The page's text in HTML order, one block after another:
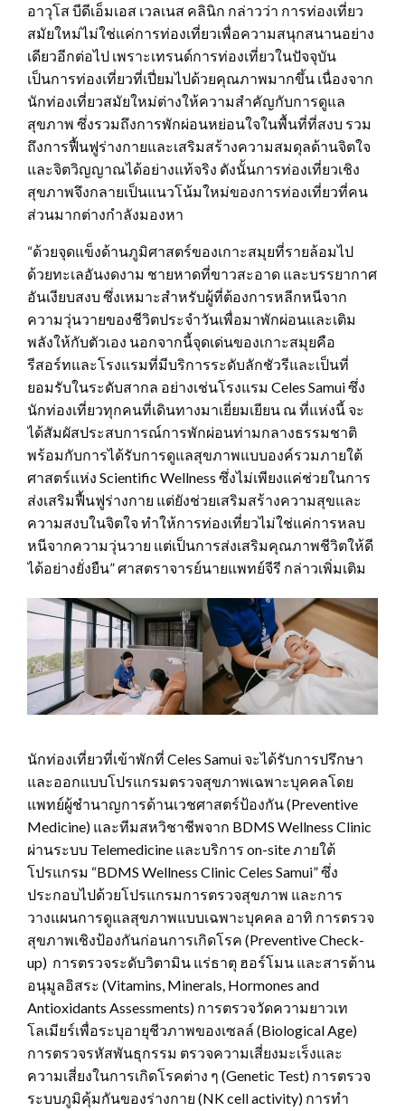
อาวุโส บีดีเอ็มเอส เวลเนส คลินิก กล่าวว่า การท่องเที่ยว
สมัยใหม่ไม่ใช่แค่การท่องเที่ยวเพื่อความสนุกสนานอย่าง
เดียวอีกต่อไป เพราะเทรนด์การท่องเที่ยวในปัจจุบัน
เป็นการท่องเที่ยวที่เปี่ยมไปด้วยคุณภาพมากขึ้น เนื่องจาก
นักท่องเที่ยวสมัยใหม่ต่างให้ความสำคัญกับการดูแล
สุขภาพ ซึ่งรวมถึงการพักผ่อนหย่อนใจในพื้นที่ที่สงบ รวม
ถึงการฟื้นฟูร่างกายและเสริมสร้างความสมดุลด้านจิตใจ
และจิตวิญญาณได้อย่างแท้จริง ดังนั้นการท่องเที่ยวเชิง
สุขภาพจึงกลายเป็นแนวโน้มใหม่ของการท่องเที่ยวที่คน
ส่วนมากต่างกำลังมองหา
“ด้วยจุดแข็งด้านภูมิศาสตร์ของเกาะสมุยที่รายล้อมไป
ด้วยทะเลอันงดงาม ชายหาดที่ขาวสะอาด และบรรยากาศ
อันเงียบสงบ ซึ่งเหมาะสำหรับผู้ที่ต้องการหลีกหนีจาก
ความวุ่นวายของชีวิตประจำวันเพื่อมาพักผ่อนและเติม
พลังให้กับตัวเอง นอกจากนี้จุดเด่นของเกาะสมุยคือ
รีสอร์ทและโรงแรมที่มีบริการระดับลักชัวรีและเป็นที่
ยอมรับในระดับสากล อย่างเช่นโรงแรม Celes Samui ซึ่ง
นักท่องเที่ยวทุกคนที่เดินทางมาเยี่ยมเยียน ณ ที่แห่งนี้ จะ
ได้สัมผัสประสบการณ์การพักผ่อนท่ามกลางธรรมชาติ
พร้อมกับการได้รับการดูแลสุขภาพแบบองค์รวมภายใต้
ศาสตร์แห่ง Scientific Wellness ซึ่งไม่เพียงแค่ช่วยในการ
ส่งเสริมฟื้นฟูร่างกาย แต่ยังช่วยเสริมสร้างความสุขและ
ความสงบในจิตใจ ทำให้การท่องเที่ยวไม่ใช่แค่การหลบ
หนีจากความวุ่นวาย แต่เป็นการส่งเสริมคุณภาพชีวิตให้ดี
ได้อย่างยั่งยืน” ศาสตราจารย์นายแพทย์จีรี กล่าวเพิ่มเติม
นักท่องเที่ยวที่เข้าพักที่ Celes Samui จะได้รับการปรึกษา
และออกแบบโปรแกรมตรวจสุขภาพเฉพาะบุคคลโดย
แพทย์ผู้ชำนาญการด้านเวชศาสตร์ป้องกัน (Preventive
Medicine) และทีมสหวิชาชีพจาก BDMS Wellness Clinic
ผ่านระบบ Telemedicine และบริการ on-site ภายใต้
โปรแกรม “BDMS Wellness Clinic Celes Samui” ซึ่ง
ประกอบไปด้วยโปรแกรมการตรวจสุขภาพ และการ
วางแผนการดูแลสุขภาพแบบเฉพาะบุคคล อาทิ การตรวจ
สุขภาพเชิงป้องกันก่อนการเกิดโรค (Preventive Check-
up) การตรวจระดับวิตามิน แร่ธาตุ ฮอร์โมน และสารต้าน
อนุมูลอิสระ (Vitamins, Minerals, Hormones and
Antioxidants Assessments) การตรวจวัดความยาวเท
โลเมียร์เพื่อระบุอายุชีวภาพของเซลล์ (Biological Age)
การตรวจรหัสพันธุกรรม ตรวจความเสี่ยงมะเร็งและ
ความเสี่ยงในการเกิดโรคต่าง ๆ (Genetic Test) การตรวจ
ระบบภูมิคุ้มกันของร่างกาย (NK cell activity) การทำ